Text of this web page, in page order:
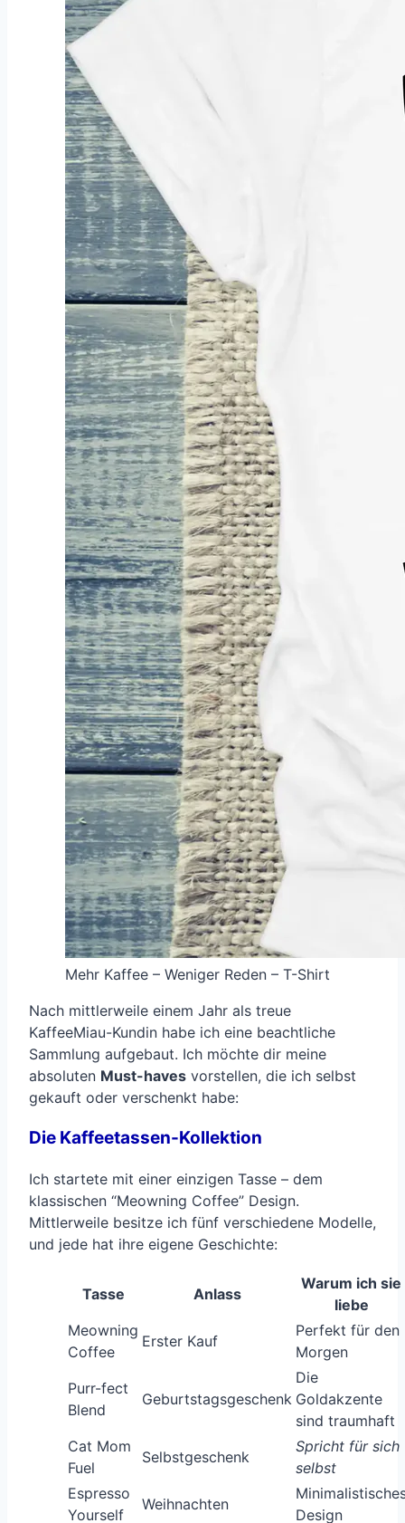
Mehr Kaffee – Weniger Reden – T-Shirt
Nach mittlerweile einem Jahr als treue
KaffeeMiau-Kundin habe ich eine beachtliche
Sammlung aufgebaut. Ich möchte dir meine
absoluten Must-haves vorstellen, die ich selbst
gekauft oder verschenkt habe:
Die Kaffeetassen-Kollektion
Ich startete mit einer einzigen Tasse – dem
klassischen “Meowning Coffee” Design.
Mittlerweile besitze ich fünf verschiedene Modelle,
und jede hat ihre eigene Geschichte:
Tasse Anlass
Warum ich sie
liebe
Meowning
Coffee
Erster Kauf
Perfekt für den
Morgen
Purr-fect
Blend
Geburtstagsgeschenk
Die
Goldakzente
sind traumhaft
Cat Mom
Fuel
Selbstgeschenk
Spricht für sich
selbst
Espresso
Yourself
Weihnachten
Design